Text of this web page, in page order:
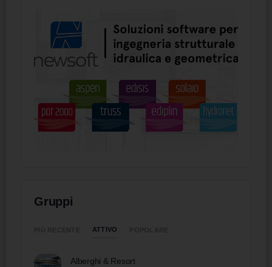
Gruppi
ATTIVO
Alberghi & Resort